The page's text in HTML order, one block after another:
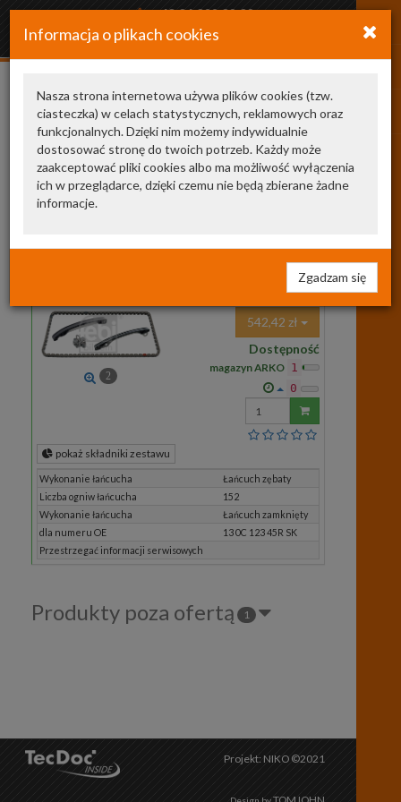
+48 34 366 20 20
arkozamowienia@gmail.com
Informacja o plikach cookies
Nasza strona internetowa używa plików cookies (tzw.
ciasteczka) w celach statystycznych, reklamowych oraz
funkcjonalnych. Dzięki nim możemy indywidualnie
dostosować stronę do twoich potrzeb. Każdy może
zaakceptować pliki cookies albo ma możliwość wyłączenia
ich w przeglądarce, dzięki czemu nie będą zbierane żadne
informacje.
Zgadzam się
7001642
Nasze zamienniki 1
107166 FEBI BILSTEIN
zestaw łańcucha
2
542,42 zł
Dostępność
magazyn ARKO 1
0
Wprowadź
ilość
pokaż składniki zestawu
Wykonanie łańcucha
Łańcuch zębaty
Liczba ogniw łańcucha
152
Wykonanie łańcucha
Łańcuch zamknięty
dla numeru OE
13 0C 123 45R SK
Przestrzegać informacji serwisowych
Produkty poza ofertą 1
Projekt: NIKO ©2021